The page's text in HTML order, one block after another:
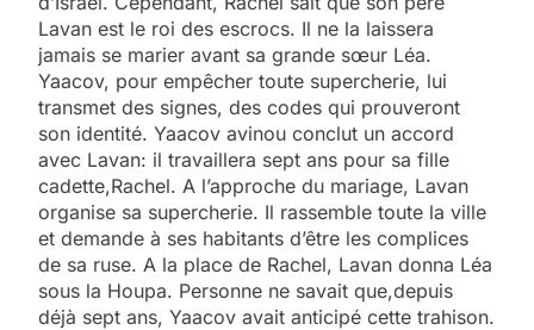
Lavan est le roi des escrocs. Il ne la laissera
jamais se marier avant sa grande sœur Léa.
Yaacov, pour empêcher toute supercherie, lui
transmet des signes, des codes qui prouveront
son identité. Yaacov avinou conclut un accord
avec Lavan: il travaillera sept ans pour sa fille
cadette,Rachel. A l’approche du mariage, Lavan
organise sa supercherie. Il rassemble toute la ville
et demande à ses habitants d’être les complices
de sa ruse. A la place de Rachel, Lavan donna Léa
sous la Houpa. Personne ne savait que,depuis
déjà sept ans, Yaacov avait anticipé cette trahison.